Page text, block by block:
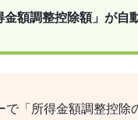
額調整控除額」が自
で「所得金額調整控除